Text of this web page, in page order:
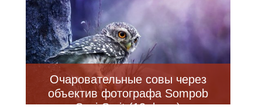
Очаровательные совы через
объектив фотографа Sompob
Sasi-Smit (13 фото)